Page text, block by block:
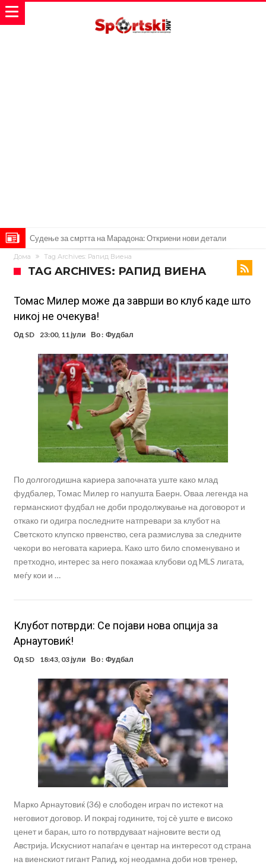
Судење за смртта на Марадона: Откриени нови детали
Англиски репрезентативец обвинет за напад во ноќен клуб – ќе
Дилеми повеќе нема: Познато е кога Родри ќе стане новиот
фудбалер на Барселона
Ливерпул и Арсенал влегуваат во „војна“ поради фудбалер
вреден 69 милиони евра!
Кој го убеди Родри да ја избере Барселона?
Инфантино го возвраќа ударот, кој сè досега го поддржал?
„Влегувам на стадионот за да го разнесам Меси со четири бомби“
Реал потроши повеќе од 200 милиони евра, но не го затвора
паричникот – ќе има уште засилувања!
После распродажба, време е Њукасл да ја отвори касата, дали
има 100.000.000 евра за да ги задоволи Германците?
Ова што се случи на другиот крај од планетата најдобро покажува
кој е и што е Лука Модриќ
Дома Tag Archives: Рапид Виена
TAG ARCHIVES: РАПИД ВИЕНА
Томас Милер може да заврши во клуб каде што
никој не очекува!
Од SD 23:00, 11 јули Во : Фудбал
По долгогодишна кариера започната уште како млад
фудбалер, Томас Милер го напушта Баерн. Оваа легенда на
германскиот фудбал не доби продолжување на договорот и
откако ги одигра последните натпревари за клубот на
Светското клупско првенство, сега размислува за следните
чекори во неговата кариера. Како што било споменувано и
претходно, интерес за него покажаа клубови од MLS лигата,
меѓу кои и …
Клубот потврди: Се појави нова опција за
Арнаутовиќ!
Од SD 18:43, 03 јули Во : Фудбал
Марко Арнаутовиќ (36) е слободен играч по истекот на
неговиот договор. И покрај годините, тој сè уште е високо
ценет и баран, што го потврдуваат најновите вести од
Австрија. Искусниот напаѓач е центар на интересот од страна
на виенскиот гигант Рапид, кој неодамна доби нов тренер,